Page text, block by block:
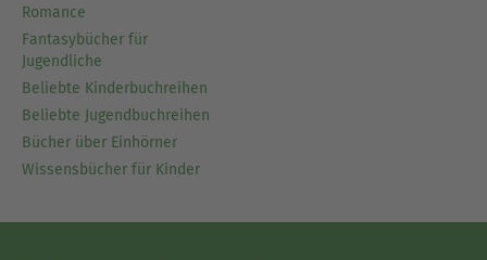
Romance
Fantasybücher für
Jugendliche
Beliebte Kinderbuchreihen
Beliebte Jugendbuchreihen
Bücher über Einhörner
Wissensbücher für Kinder